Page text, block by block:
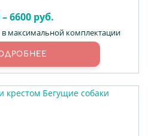
– 6600 руб.
максимальной комплектации